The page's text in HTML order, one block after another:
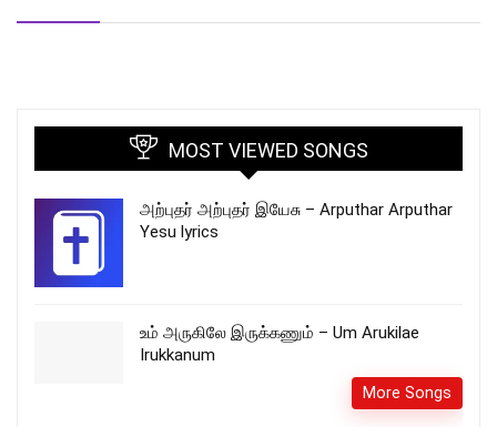
MOST VIEWED SONGS
அற்புதர் அற்புதர் இயேசு – Arputhar Arputhar
Yesu lyrics
உம் அருகிலே இருக்கணும் – Um Arukilae
Irukkanum
More Songs